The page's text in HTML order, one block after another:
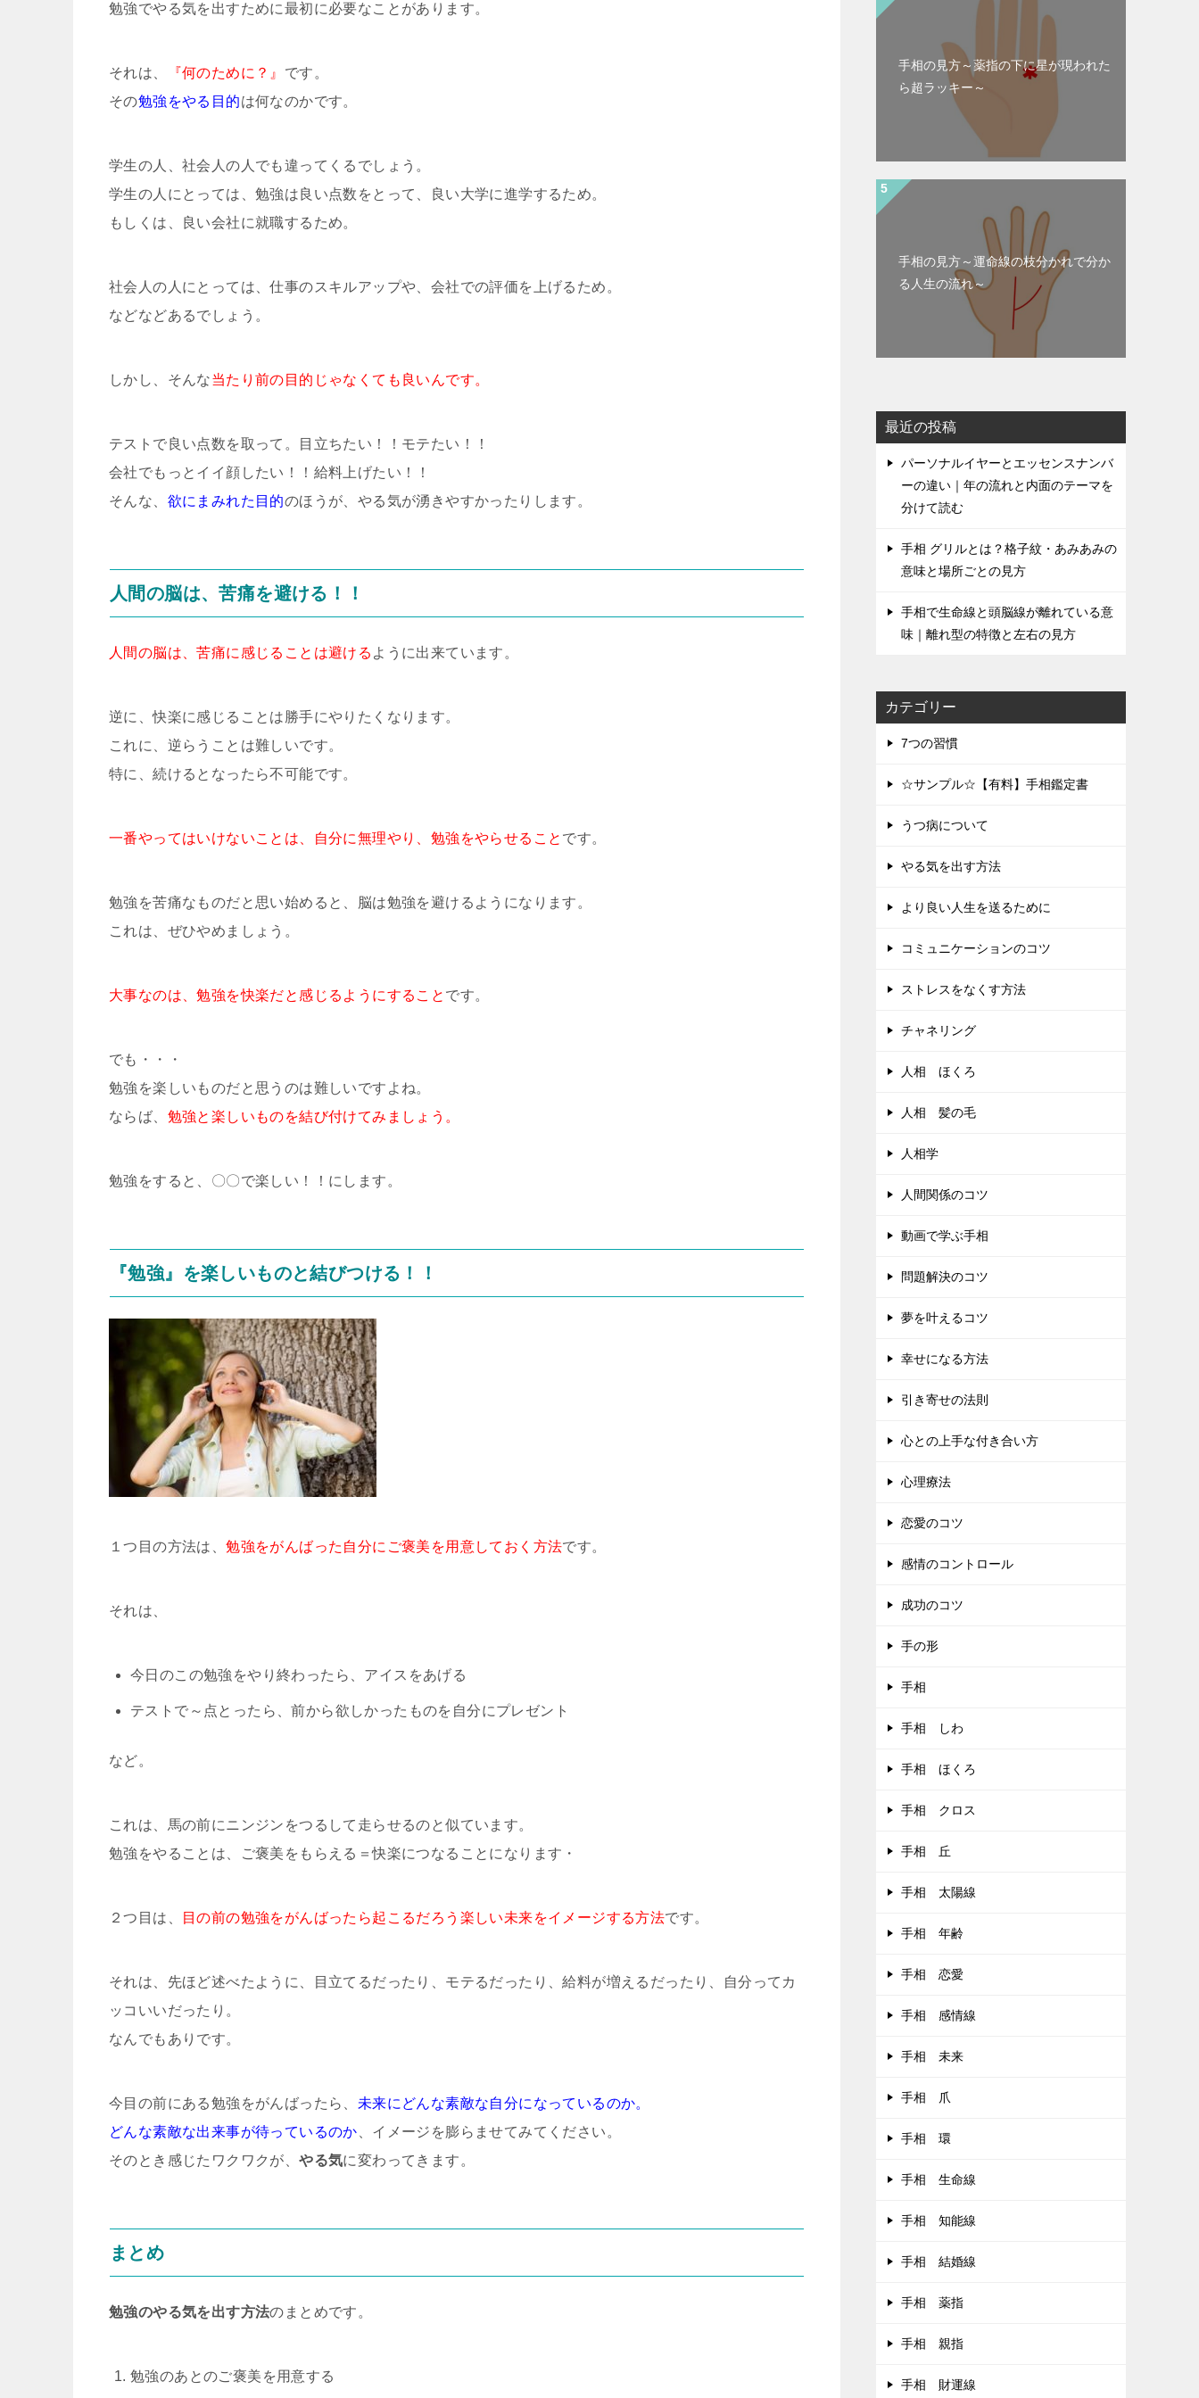
勉強でやる気を出すために最初に必要なことがあります。
それは、 『何のために？』 です。
その勉強をやる目的は何なのかです。
学生の人、社会人の人でも違ってくるでしょう。
学生の人にとっては、勉強は良い点数をとって、良い大学に進学するため。
もしくは、良い会社に就職するため。
社会人の人にとっては、仕事のスキルアップや、会社での評価を上げるため。
などなどあるでしょう。
しかし、そんな当たり前の目的じゃなくても良いんです。
テストで良い点数を取って。目立ちたい！！モテたい！！
会社でもっとイイ顔したい！！給料上げたい！！
そんな、 欲にまみれた目的のほうが、やる気が湧きやすかったりします。
人間の脳は、苦痛を避ける！！
人間の脳は、苦痛に感じることは避ける ように出来ています。
逆に、快楽に感じることは勝手にやりたくなります。
これに、逆らうことは難しいです。
特に、続けるとなったら不可能です。
一番やってはいけないことは、自分に無理やり、勉強をやらせること です。
勉強を苦痛なものだと思い始めると、脳は勉強を避けるようになります。
これは、ぜひやめましょう。
大事なのは、勉強を快楽だと感じるようにすること です。
でも・・・
勉強を楽しいものだと思うのは難しいですよね。
ならば、 勉強と楽しいものを結び付けてみましょう。
勉強をすると、〇〇で楽しい！！にします。
『勉強』を楽しいものと結びつける！！
１つ目の方法は、勉強をがんばった自分にご褒美を用意しておく方法です。
それは、
今日のこの勉強をやり終わったら、アイスをあげる
テストで～点とったら、前から欲しかったものを自分にプレゼント
など。
これは、馬の前にニンジンをつるして走らせるのと似ています。
勉強をやることは、ご褒美をもらえる＝快楽につなることになります・
２つ目は、 目の前の勉強をがんばったら起こるだろう楽しい未来をイメージする方法です。
それは、先ほど述べたように、目立てるだったり、モテるだったり、給料が増えるだったり、自分ってカ
ッコいいだったり。
なんでもありです。
今目の前にある勉強をがんばったら、 未来にどんな素敵な自分になっているのか。
どんな素敵な出来事が待っているのか 、イメージを膨らませてみてください。
そのとき感じたワクワクが、やる気に変わってきます。
まとめ
勉強のやる気を出す方法のまとめです。
勉強のあとのご褒美を用意する
手相の見方～薬指の下に星が現われた
ら超ラッキー～
手相の見方～運命線の枝分かれで分か
る人生の流れ～
最近の投稿
パーソナルイヤーとエッセンスナンバ
ーの違い｜年の流れと内面のテーマを
分けて読む
手相 グリルとは？格子紋・あみあみの
意味と場所ごとの見方
手相で生命線と頭脳線が離れている意
味｜離れ型の特徴と左右の見方
カテゴリー
7つの習慣
☆サンプル☆【有料】手相鑑定書
うつ病について
やる気を出す方法
より良い人生を送るために
コミュニケーションのコツ
ストレスをなくす方法
チャネリング
人相 ほくろ
人相 髪の毛
人相学
人間関係のコツ
動画で学ぶ手相
問題解決のコツ
夢を叶えるコツ
幸せになる方法
引き寄せの法則
心との上手な付き合い方
心理療法
恋愛のコツ
感情のコントロール
成功のコツ
手の形
手相
手相 しわ
手相 ほくろ
手相 クロス
手相 丘
手相 太陽線
手相 年齢
手相 恋愛
手相 感情線
手相 未来
手相 爪
手相 環
手相 生命線
手相 知能線
手相 結婚線
手相 薬指
手相 親指
手相 財運線